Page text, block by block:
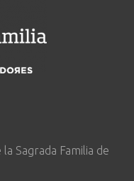
Sagrada Familia de